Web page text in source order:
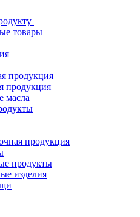
товары
продукция
продукция
масла
продукция
продукты
изделия